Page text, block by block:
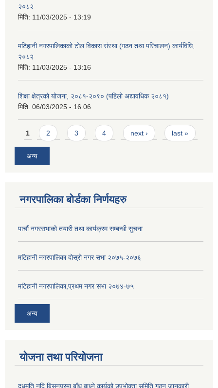
२०८२
मिति: 11/03/2025 - 13:19
मटिहानी नगरपालिकाको टोल विकास संस्था (गठन तथा परिचालन) कार्यविधि,
२०८२
मिति: 11/03/2025 - 13:16
शिक्षा क्षेत्रको योजना, २०८१-२०९० ‌‍(पहिलो अद्यावधिक २०८१)
मिति: 06/03/2025 - 16:06
Pages
1 2 3 4 next › last »
अन्य
नगरपालिका बोर्डका निर्णयहरु
पाचाैं नगरसभाको तयारी तथा कार्यक्रम सम्बन्धी सुचना
मटिहानी नगरपालिका दोस्रो नगर सभा २०७५-२०७६
मटिहानी नगरपालिका,प्रथम नगर सभा २०७४-७५
अन्य
योजना तथा परियोजना
दुधमति नदि बिसनपुरमा बाँध बाध्ने कार्यको उपभोक्ता समिति गठन जानकारी